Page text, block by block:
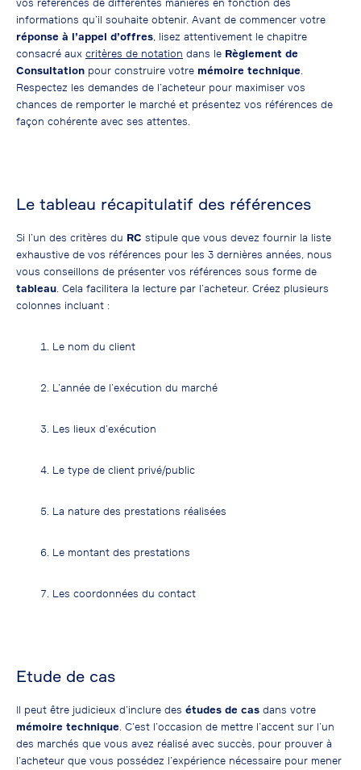
vos références de différentes manières en fonction des
informations qu’il souhaite obtenir. Avant de commencer votre
réponse à l’appel d’offres , lisez attentivement le chapitre
consacré aux critères de notation dans le Règlement de
Consultation pour construire votre mémoire technique
Respectez les demandes de l’acheteur pour maximiser vos
chances de remporter le marché et présentez vos références de
façon cohérente avec ses attentes.
Le tableau récapitulatif des références
Si l’un des critères du RC stipule que vous devez fournir la liste
exhaustive de vos références pour les 3 dernières années, nous
vous conseillons de présenter vos références sous forme de
tableau . Cela facilitera la lecture par l’acheteur. Créez plusieurs
colonnes incluant :
Le nom du client
L’année de l’exécution du marché
Les lieux d’exécution
Le type de client privé/public
La nature des prestations réalisées
Le montant des prestations
Les coordonnées du contact
Etude de cas
Il peut être judicieux d’inclure des études de cas dans votre
mémoire technique . C’est l’occasion de mettre l’accent sur l’un
des marchés que vous avez réalisé avec succès, pour prouver à
l’acheteur que vous possédez l’expérience nécessaire pour mener